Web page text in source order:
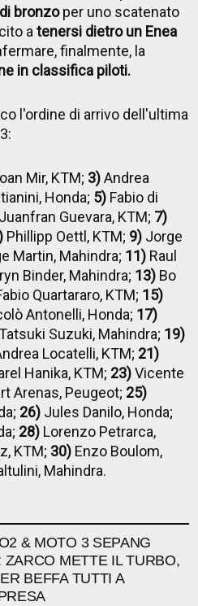
bronzoper uno scatenato
atenersi dietro un Enea
finalmente, la
in classifica piloti.
l'ordine di arrivo dell'ultima
Mir, KTM; 3)Andrea
Honda; 5) Fabio di
Juanfran Guevara, KTM; 7)
Phillipp Oettl, KTM; 9) Jorge
Martin, Mahindra; 11) Raul
Binder, Mahindra; 13) Bo
Quartararo, KTM; 15)
Antonelli, Honda; 17)
Suzuki, Mahindra; 19)
Locatelli, KTM; 21)
Hanika, KTM; 23)Vicente
Arenas, Peugeot; 25)
26) Jules Danilo, Honda;
28) Lorenzo Petrarca,
KTM; 30) Enzo Boulom,
Mahindra.
& MOTO 3 SEPANG
ZARCO METTE IL TURBO,
BEFFA TUTTI A